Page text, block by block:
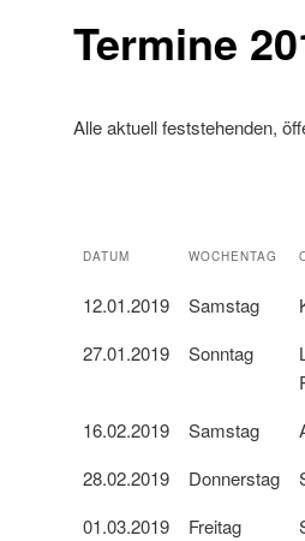
Termine
Alle aktuell feststehenden,
DATUM WOCHENTAG
12.01.2019 Samstag
27.01.2019
Sonntag
16.02.2019 Samstag
28.02.2019
Donnerstag
01.03.2019
Freitag